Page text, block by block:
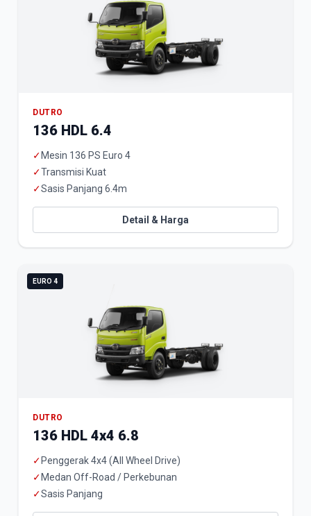
DUTRO
136 HDL 6.4
✓ Mesin 136 PS Euro 4
✓Transmisi Kuat
✓Sasis Panjang 6.4m
Detail & Harga
EURO 4
DUTRO
136 HDL 4x4 6.8
✓ Penggerak 4x4 (All Wheel Drive)
✓ Medan Off-Road / Perkebunan
✓Sasis Panjang